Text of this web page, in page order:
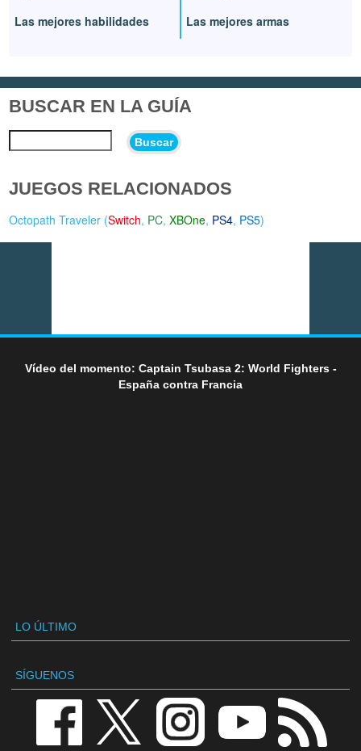
Las mejores habilidades
Las mejores armas
BUSCAR EN LA GUÍA
Buscar
JUEGOS RELACIONADOS
Octopath Traveler (Switch, PC,XBOne, PS4, PS5)
Vídeo del momento: Captain Tsubasa 2: World Fighters -
España contra Francia
LO ÚLTIMO
SÍGUENOS